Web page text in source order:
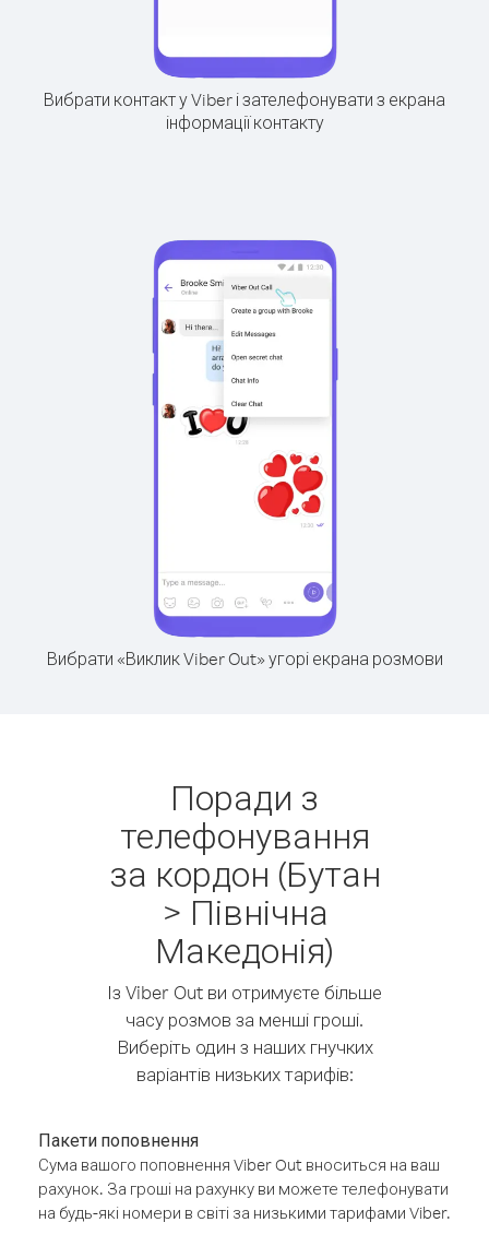
Вибрати контакт у Viber і зателефонувати з екрана
інформації контакту
Вибрати «Виклик Viber Out» угорі екрана розмови
Поради з
телефонування
за кордон (Бутан
> Північна
Македонія)
Із Viber Out ви отримуєте більше
часу розмов за менші гроші.
Виберіть один з наших гнучких
варіантів низьких тарифів:
Пакети поповнення
Сума вашого поповнення Viber Out вноситься на ваш
рахунок. За гроші на рахунку ви можете телефонувати
на будь-які номери в світі за низькими тарифами Viber.